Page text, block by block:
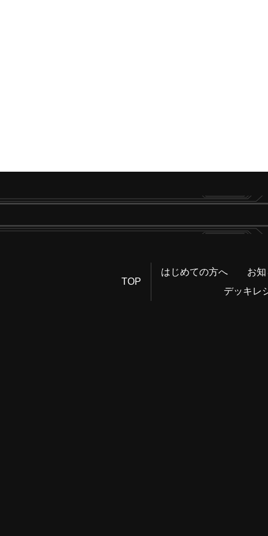
TOP
はじめての方へ
お
デッキレ